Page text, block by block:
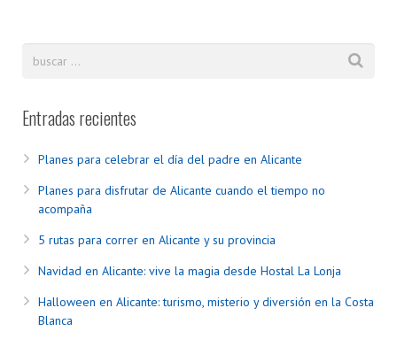
Entradas recientes
Planes para celebrar el día del padre en Alicante
Planes para disfrutar de Alicante cuando el tiempo no
acompaña
5 rutas para correr en Alicante y su provincia
Navidad en Alicante: vive la magia desde Hostal La Lonja
Halloween en Alicante: turismo, misterio y diversión en la Costa
Blanca